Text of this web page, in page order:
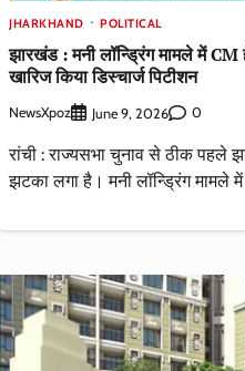
JHARKHAND POLITICAL
झारखंड : मनी लॉन्ड्रिंग मामले में
खारिज किया डिस्चार्ज पिटीशन
NewsXpoz June 9, 2026 0
रांची : राज्यसभा चुनाव से ठीक पहले
झटका लगा है। मनी लॉन्ड्रिंग मामले